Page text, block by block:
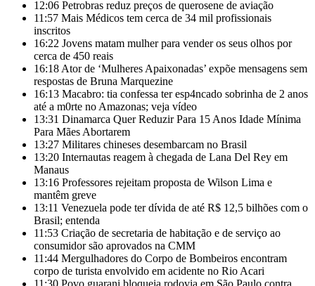
12:06 Petrobras reduz preços de querosene de aviação
11:57 Mais Médicos tem cerca de 34 mil profissionais
inscritos
16:22 Jovens matam mulher para vender os seus olhos por
cerca de 450 reais
16:18 Ator de ‘Mulheres Apaixonadas’ expõe mensagens sem
respostas de Bruna Marquezine
16:13 Macabro: tia confessa ter esp4ncado sobrinha de 2 anos
até a m0rte no Amazonas; veja vídeo
13:31 Dinamarca Quer Reduzir Para 15 Anos Idade Mínima
Para Mães Abortarem
13:27 Militares chineses desembarcam no Brasil
13:20 Internautas reagem à chegada de Lana Del Rey em
Manaus
13:16 Professores rejeitam proposta de Wilson Lima e
mantêm greve
13:11 Venezuela pode ter dívida de até R$ 12,5 bilhões com o
Brasil; entenda
11:53 Criação de secretaria de habitação e de serviço ao
consumidor são aprovados na CMM
11:44 Mergulhadores do Corpo de Bombeiros encontram
corpo de turista envolvido em acidente no Rio Acari
11:30 Povo guarani bloqueia rodovia em São Paulo contra